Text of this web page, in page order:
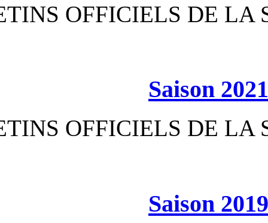
BULLETINS
BULLETINS